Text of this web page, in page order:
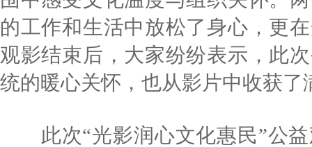
的工作和生活中放松了身心，更
观影结束后，大家纷纷表示，此
统的暖心关怀，也从影片中收获了
此次“光影润心文化惠民”公益